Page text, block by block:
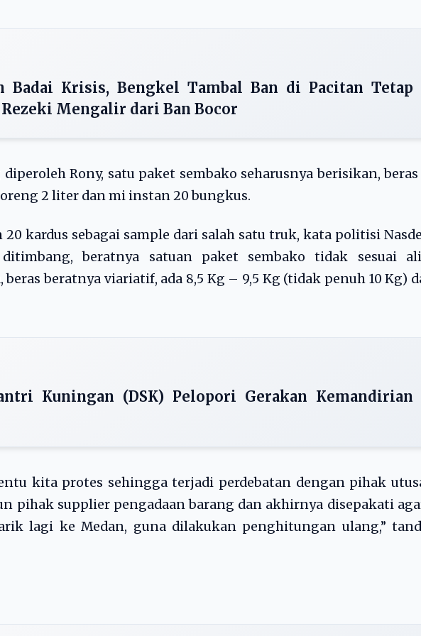
Badai Krisis, Bengkel Tambal Ban di Pacitan Tetap
Mengalir dari Ban Bocor
Rony, satu paket sembako seharusnya berisikan, beras
2 liter dan mi instan 20 bungkus.
kardus sebagai sample dari salah satu truk, kata politisi
beratnya satuan paket sembako tidak sesuai
beratnya viariatif, ada 8,5 Kg – 9,5 Kg (tidak penuh 10 Kg)
Kuningan (DSK) Pelopori Gerakan Kemandirian
kita protes sehingga terjadi perdebatan dengan pihak
pihak supplier pengadaan barang dan akhirnya disepakati
lagi ke Medan, guna dilakukan penghitungan ulang,”